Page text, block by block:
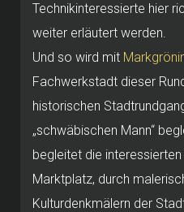
Technikinteressierte hier
weiter erläutert werden.
Und so wird mit
Fachwerkstadt dieser
historischen
„schwäbischen Mann“
begleitet die
Marktplatz, durch
Kulturdenkmälern der